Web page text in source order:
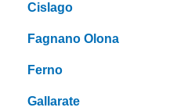
Cislago
Fagnano Olona
Ferno
Gallarate